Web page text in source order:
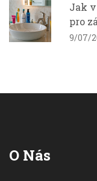
Jak
pro
9/07/
O Nás